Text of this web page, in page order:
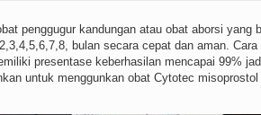
penggugur kandungan atau obat aborsi yang
bulan secara cepat dan aman.
presentase keberhasilan mencapai 99%
untuk menggunkan obat Cytotec